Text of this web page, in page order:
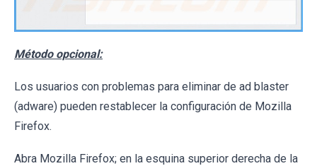
Método opcional:
Los usuarios con problemas para eliminar de ad blaster
(adware) pueden restablecer la configuración de Mozilla
Firefox.
Abra Mozilla Firefox; en la esquina superior derecha de la